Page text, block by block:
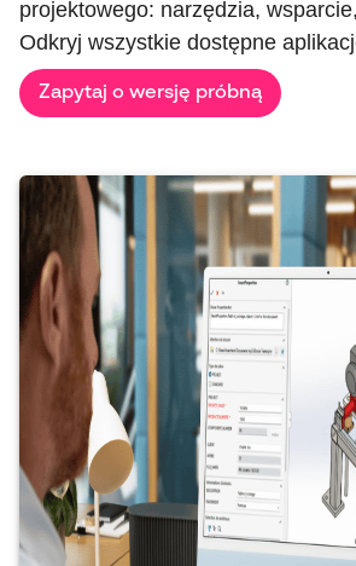
projektowego: narzędzia,
Odkryj wszystkie dostępne
Zapytaj o wersję próbną